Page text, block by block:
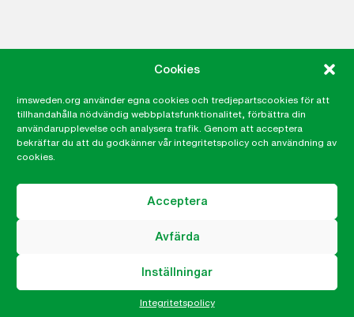
Cookies
imsweden.org använder egna cookies och tredjepartscookies för att
tillhandahålla nödvändig webbplatsfunktionalitet, förbättra din
användarupplevelse och analysera trafik. Genom att acceptera
bekräftar du att du godkänner vår integritetspolicy och användning av
cookies.
Acceptera
Avfärda
Inställningar
Integritetspolicy
Vad du kan göra
Vad vi gör
Press
Lämna ett klagomål, visselblåsning
Lokalkontor Göteborg